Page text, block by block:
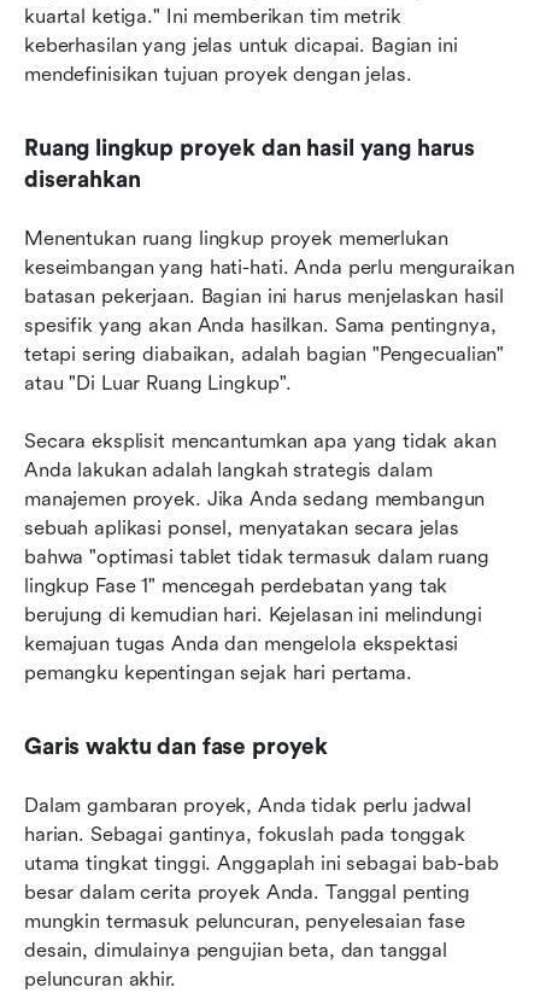
kuartal ketiga." Ini memberikan tim metrik
keberhasilan yang jelas untuk dicapai. Bagian ini
mendefinisikan tujuan proyek dengan jelas.
Ruang lingkup proyek dan hasil yang harus
diserahkan
Menentukan ruang lingkup proyek memerlukan
keseimbangan yang hati-hati. Anda perlu menguraikan
batasan pekerjaan. Bagian ini harus menjelaskan hasil
spesifik yang akan Anda hasilkan. Sama pentingnya,
tetapi sering diabaikan, adalah bagian "Pengecualian"
atau "Di Luar Ruang Lingkup".
Secara eksplisit mencantumkan apa yang tidak akan
Anda lakukan adalah langkah strategis dalam
manajemen proyek. Jika Anda sedang membangun
sebuah aplikasi ponsel, menyatakan secara jelas
bahwa "optimasi tablet tidak termasuk dalam ruang
lingkup Fase 1" mencegah perdebatan yang tak
berujung di kemudian hari. Kejelasan ini melindungi
kemajuan tugas Anda dan mengelola ekspektasi
pemangku kepentingan sejak hari pertama.
Garis waktu dan fase proyek
Dalam gambaran proyek, Anda tidak perlu jadwal
harian. Sebagai gantinya, fokuslah pada tonggak
utama tingkat tinggi. Anggaplah ini sebagai bab-bab
besar dalam cerita proyek Anda. Tanggal penting
mungkin termasuk peluncuran, penyelesaian fase
desain, dimulainya pengujian beta, dan tanggal
peluncuran akhir.